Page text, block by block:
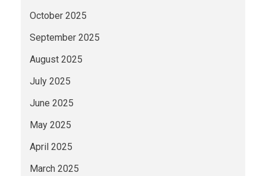
October 2025
September 2025
August 2025
July 2025
June 2025
May 2025
April 2025
March 2025